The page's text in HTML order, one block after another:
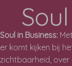
Soul in Business:
er komt kijken bij
zichtbaarheid,